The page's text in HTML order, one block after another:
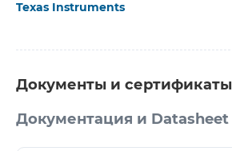
Texas Instruments
Документы и сертификаты
Документация и Datasheet